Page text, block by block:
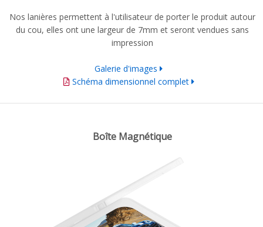
Nos lanières permettent à l'utilisateur de porter le produit autour
du cou, elles ont une largeur de 7mm et seront vendues sans
impression
Galerie d'images
Schéma dimensionnel complet
Boîte Magnétique